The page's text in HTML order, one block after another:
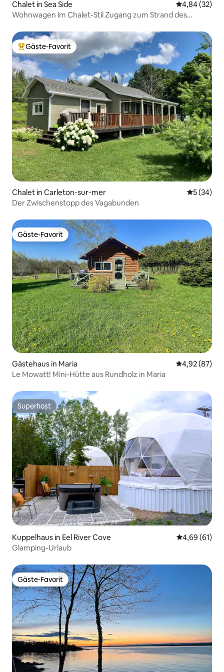
Chalet in Sea Side
4,84 (32)
Wohnwagen im Chalet-Stil Zugang zum Strand des
Beliebter Gäste-Favorit.
Gäste-Favorit
Chalet in Carleton-sur-mer
5 (34)
Der Zwischenstopp des Vagabunden
Gäste-Favorit
Gäste-Favorit
Gästehaus in Maria
4,92 (87)
Le Mowatt! Mini-Hütte aus Rundholz in Maria
Superhost
Superhost
Kuppelhaus in Eel River Cove
4,69 (61)
Glamping-Urlaub
Gäste-Favorit
Gäste-Favorit